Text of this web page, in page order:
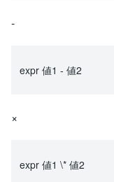
-
expr 値1 - 値2
×
expr 値1 \* 値2